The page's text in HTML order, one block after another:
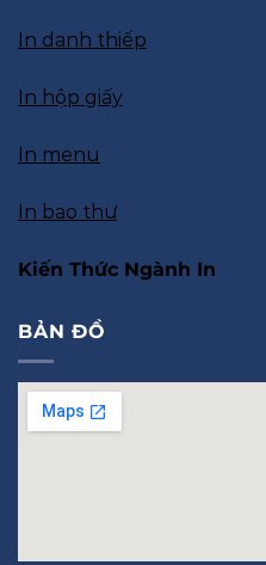
In danh thiếp
In hộp giấy
In menu
In bao thư
Kiến Thức Ngành In
BẢN ĐỒ